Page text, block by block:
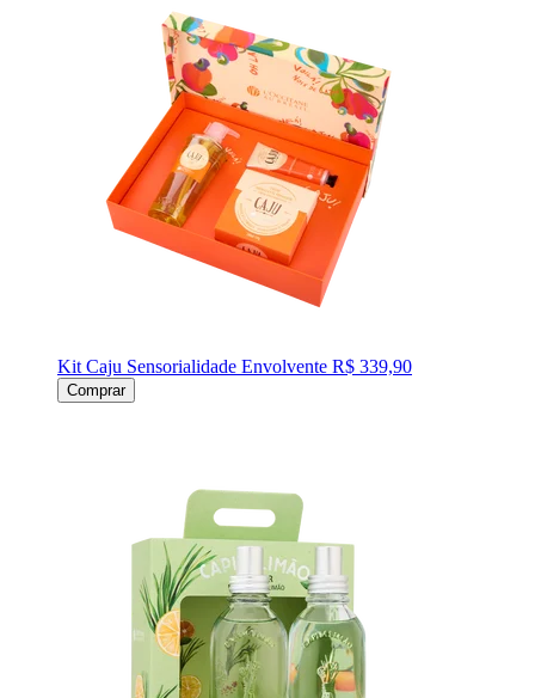
Kit Caju Sensorialidade Envolvente R$ 339,90
Comprar